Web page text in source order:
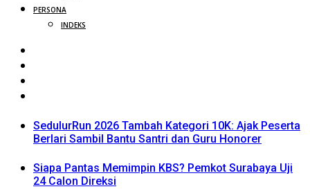
PERSONA
INDEKS
SedulurRun 2026 Tambah Kategori 10K: Ajak Peserta
Berlari Sambil Bantu Santri dan Guru Honorer
Siapa Pantas Memimpin KBS? Pemkot Surabaya Uji
24 Calon Direksi